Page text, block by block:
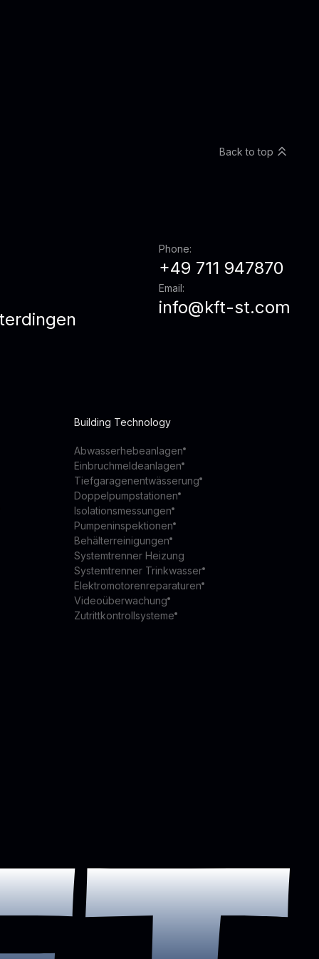
Back to top
Phone:
+49 711 947870
Email:
info@kft-st.com
Building Technology
Abwasserhebeanlagen
Einbruchmeldeanlagen
Tiefgaragenentwässerung
Doppelpumpstationen
Isolationsmessungen
Pumpeninspektionen
Behälterreinigungen
Systemtrenner Heizung
Systemtrenner Trinkwasser
Elektromotorenreparaturen
Videoüberwachung
Zutrittkontrollsysteme